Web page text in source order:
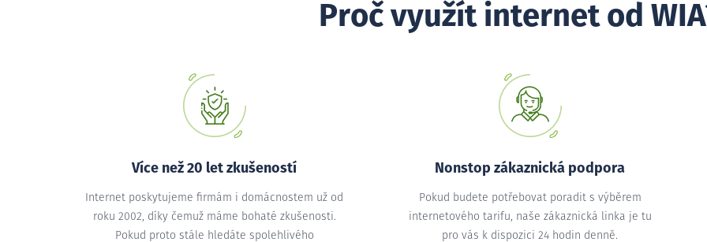
Proč využít internet od
Více než 20 let zkušeností
Internet poskytujeme firmám i domácnostem už od
roku 2002, díky čemuž máme bohaté zkušenosti.
Pokud proto stále hledáte spolehlivého
Nonstop zákaznická podpora
Pokud budete potřebovat poradit s výběrem
internetového tarifu, naše zákaznická linka je tu
pro vás k dispozici 24 hodin denně.